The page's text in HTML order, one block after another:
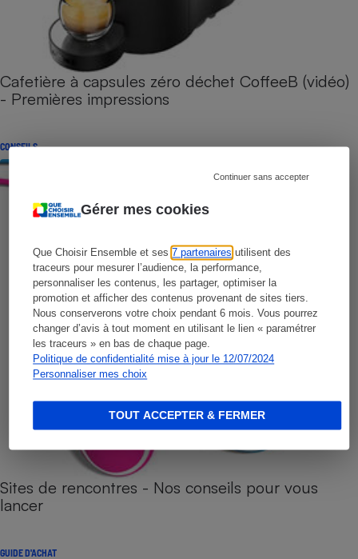
Gérer mes cookies
Que Choisir Ensemble et ses7 partenaires utilisent des
traceurs pour mesurer l’audience, la performance,
personnaliser les contenus, les partager, optimiser la
promotion et afficher des contenus provenant de sites tiers.
Nous conserverons votre choix pendant 6 mois. Vous pourrez
changer d’avis à tout moment en utilisant le lien « paramétrer
les traceurs » en bas de chaque page.
Politique de confidentialité mise à jour le 12/07/2024
Personnaliser mes choix
Continuer sans accepter
TOUT ACCEPTER & FERMER
Cafetière à capsules zéro déchet CoffeeB (vidéo)
- Premières impressions
CONSEILS
Sites de rencontres - Nos conseils pour vous
lancer
GUIDE D'ACHAT